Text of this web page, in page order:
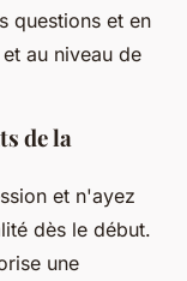
questions et en
au niveau de
de la
et n'ayez
dès le début.
une